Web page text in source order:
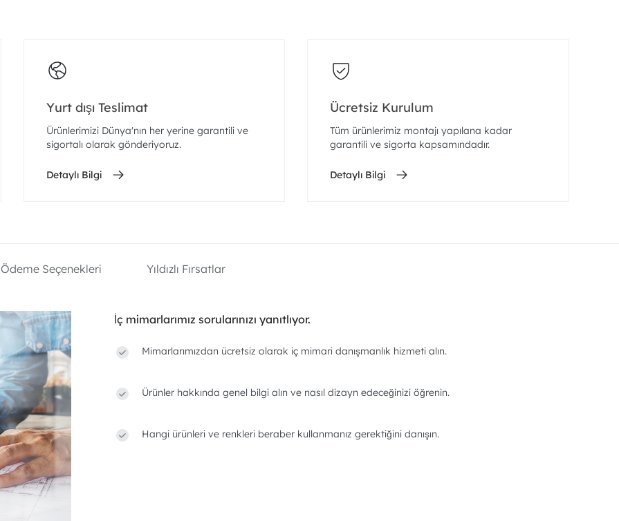
Yurt dışı Teslimat
Ürünlerimizi Dünya'nın her yerine garantili ve
sigortalı olarak gönderiyoruz.
Detaylı Bilgi
Ücretsiz Kurulum
Tüm ürünlerimiz montajı yapılana kadar
garantili ve sigorta kapsamındadır.
Detaylı Bilgi
Ödeme Seçenekleri Yıldızlı Fırsatlar
İç mimarlarımız sorularınızı yanıtlıyor.
Mimarlarımızdan ücretsiz olarak iç mimari danışmanlık hizmeti alın.
Ürünler hakkında genel bilgi alın ve nasıl dizayn edeceğinizi öğrenin.
Hangi ürünleri ve renkleri beraber kullanmanız gerektiğini danışın.